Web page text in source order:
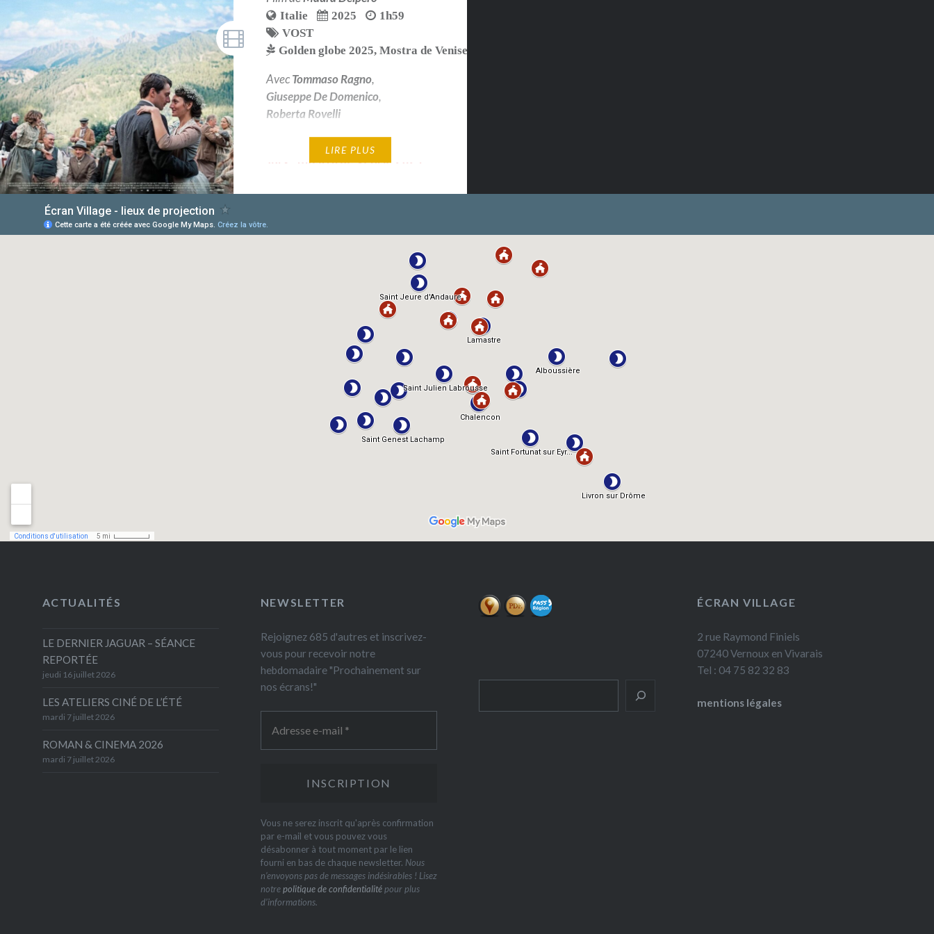
Italie 2025
1h59
VOST
Golden globe 2025,Mostra de Venise 2024
AvecTommaso Ragno,
Giuseppe De Domenico,
Roberta Rovelli
Lion d'Argent - Grand Prix du
Jury - Mostra de Venise 2024
LIRE PLUS
ACTUALITÉS
LE DERNIER JAGUAR – SÉANCE
REPORTÉE
jeudi 16 juillet 2026
LES ATELIERS CINÉ DE L’ÉTÉ
mardi 7 juillet 2026
ROMAN & CINEMA 2026
mardi 7 juillet 2026
NEWSLETTER
Rejoignez 685 d'autres et inscrivez-
vous pour recevoir notre
hebdomadaire "Prochainement sur
nos écrans!"
Vous ne serez inscrit qu'après confirmation
par e-mail et vous pouvez vous
désabonner à tout moment par le lien
fourni en bas de chaque newsletter. Nous
n’envoyons pas de messages indésirables ! Lisez
notrepolitique de confidentialitépour plus
d’informations.
ÉCRAN VILLAGE
2 rue Raymond Finiels
07240 Vernoux en Vivarais
Tel : 04 75 82 32 83
mentions légales